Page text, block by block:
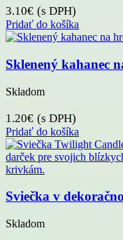
3.10€ (s DPH)
Pridať do košíka
Sklenený kahanec
Skladom
1.20€ (s DPH)
Pridať do košíka
Sviečka v
Skladom